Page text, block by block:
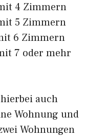
4 Zimmern
5 Zimmern
6 Zimmern
7 oder mehr
auch
Wohnung und
Wohnungen